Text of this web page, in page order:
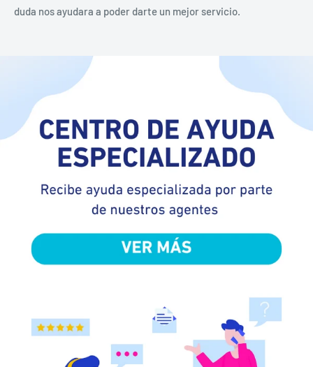
duda nos ayudara a poder darte un mejor servicio.